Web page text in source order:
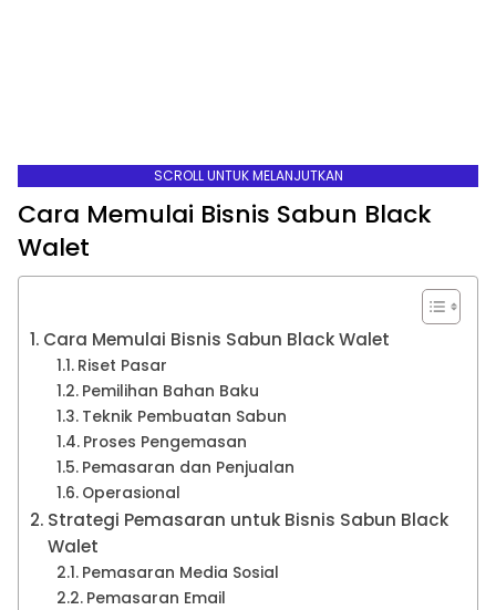
SCROLL UNTUK MELANJUTKAN
Cara Memulai Bisnis Sabun Black
Walet
Cara Memulai Bisnis Sabun Black Walet
Riset Pasar
Pemilihan Bahan Baku
Teknik Pembuatan Sabun
Proses Pengemasan
Pemasaran dan Penjualan
Operasional
Strategi Pemasaran untuk Bisnis Sabun Black
Walet
Pemasaran Media Sosial
Pemasaran Email